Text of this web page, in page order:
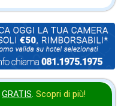
GRATIS. Scopri di più!